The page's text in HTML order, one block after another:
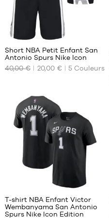
enfant
- 1m35
à
1m50
L -
enfant
- 1m50
à
enfant
- 1m65
à
1m80
NOS
TAILLES
ans /
104-
110cm
5-6
110-
ans
/
116-
Short NBA Petit Enfant San
Antonio Spurs Nike Icon
40,00 €
20,00 € 5 Couleurs
NOS
T-shirt NBA Enfant Victor
Wembanyama San Antonio
Spurs Nike Icon Edition